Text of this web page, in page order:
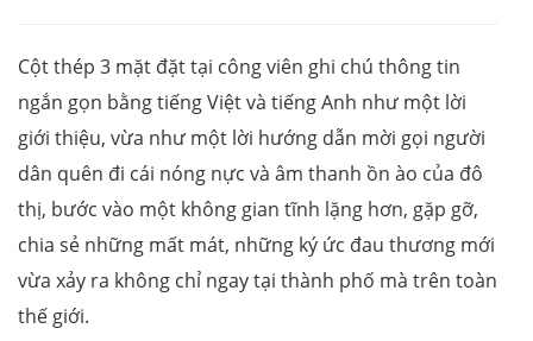
Cột thép 3 mặt đặt tại công viên ghi chú thông tin
ngắn gọn bằng tiếng Việt và tiếng Anh như một lời
giới thiệu, vừa như một lời hướng dẫn mời gọi người
dân quên đi cái nóng nực và âm thanh ồn ào của đô
thị, bước vào một không gian tĩnh lặng hơn, gặp gỡ,
chia sẻ những mất mát, những ký ức đau thương mới
vừa xảy ra không chỉ ngay tại thành phố mà trên toàn
thế giới.